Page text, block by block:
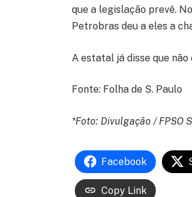
que a legislação prevê.
Petrobras deu a eles a
A estatal já disse que
Fonte: Folha de S. Paulo
*Foto: Divulgação / FPSO
Facebook
Copy Link